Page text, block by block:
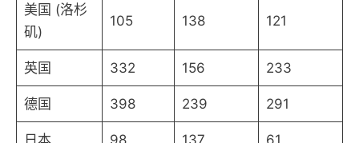
美国 (洛杉
矶)
105 138 121
英国 332 156 233
德国 398 239 291
日本 98 137 61